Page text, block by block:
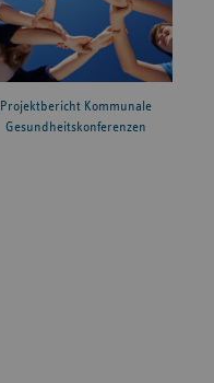
Projektbericht Kommunale
Gesundheitskonferenzen